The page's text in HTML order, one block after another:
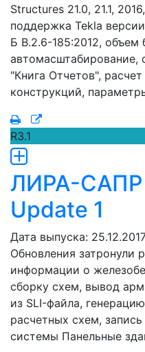
Structures 21.0, 21.1,
поддержка Tekla
Б В.2.6-185:2012, объем
автомасштабирование,
"Книга Отчетов",
конструкций,
R3.1
ЛИРА-САПР
Update 1
Дата выпуска:
Обновления затронули
информации о
сборку схем, вывод
из SLI-файла,
расчетных схем,
системы Панельные